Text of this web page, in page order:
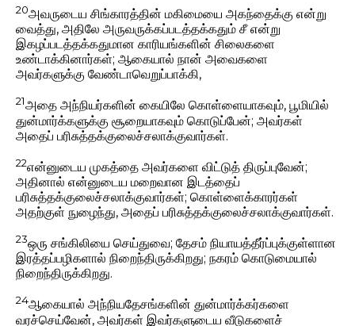
20அவருடைய சிங்காரத்தின் மகிமையை அகந்தைக்கு என்று
வைத்து, அதிலே அருவருக்கப்படத்தக்கதும் சீ என்று
இகழப்படத்தக்கதுமான காரியங்களின் சிலைகளை
உண்டாக்கினார்கள்; ஆகையால் நான் அவைகளை
அவர்களுக்கு வேண்டாவெறுப்பாக்கி,
21அதை அந்நியர்களின் கையிலே கொள்ளையாகவும், பூமியில்
துன்மார்க்களுக்கு சூறையாகவும் கொடுப்பேன்; அவர்கள்
அதைப் பரிசுத்தக்குலைச்சலாக்குவார்கள்.
22என்னுடைய முகத்தை அவர்களை விட்டுத் திருப்புவேன்;
அதினால் என்னுடைய மறைவான இடத்தைப்
பரிசுத்தக்குலைச்சலாக்குவார்கள்; கொள்ளைக்காரர்கள்
அதற்குள் நுழைந்து, அதைப் பரிசுத்தக்குலைச்சலாக்குவார்கள்.
23ஒரு சங்கிலியை செய்துவை; தேசம் நியாயத்தீர்ப்புக்குள்ளான
இரத்தப்பழிகளால் நிறைந்திருக்கிறது; நகரம் கொடுமையால்
நிறைந்திருக்கிறது.
24ஆகையால் அந்நியதேசங்களின் துன்மார்க்கர்களை
வரச்செய்வேன், அவர்கள் இவர்களுடைய வீடுகளைச்